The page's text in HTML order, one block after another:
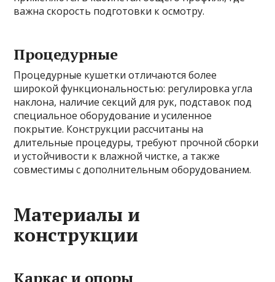
важна скорость подготовки к осмотру.
Процедурные
Процедурные кушетки отличаются более
широкой функциональностью: регулировка угла
наклона, наличие секций для рук, подставок под
специальное оборудование и усиленное
покрытие. Конструкции рассчитаны на
длительные процедуры, требуют прочной сборки
и устойчивости к влажной чистке, а также
совместимы с дополнительным оборудованием.
Материалы и
конструкции
Каркас и опоры